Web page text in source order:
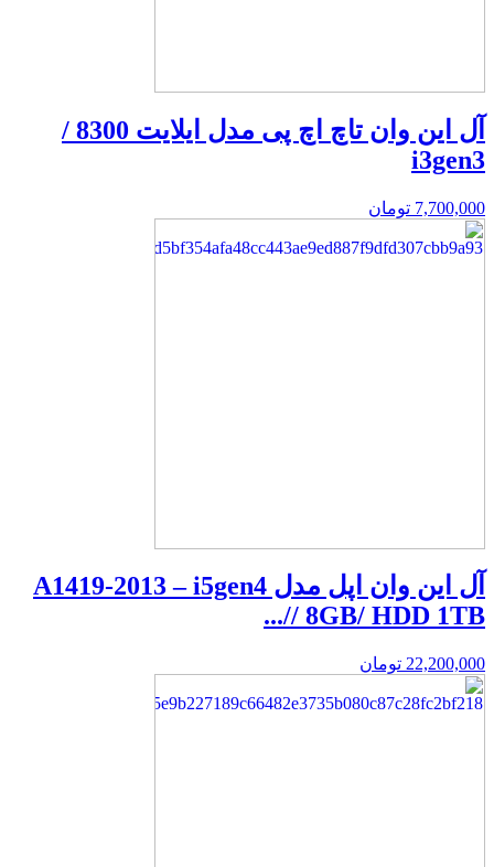
آل این وان تاچ اچ پی مدل ایلایت 8300 /
i3gen3
7,700,000 تومان
آل این وان اپل مدل A1419-2013 – i5gen4
/ 8GB/ HDD 1TB/...
22,200,000 تومان